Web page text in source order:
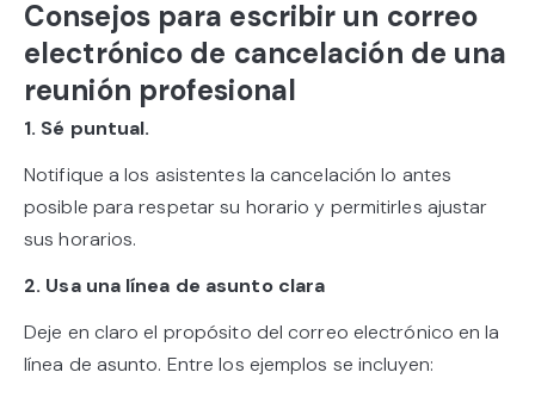
Consejos para escribir un correo
electrónico de cancelación de una
reunión profesional
1. Sé puntual.
Notifique a los asistentes la cancelación lo antes
posible para respetar su horario y permitirles ajustar
sus horarios.
2. Usa una línea de asunto clara
Deje en claro el propósito del correo electrónico en la
línea de asunto. Entre los ejemplos se incluyen: